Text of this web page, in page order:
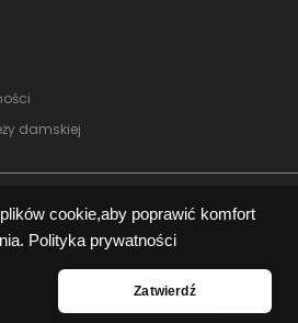
cookie,aby poprawić komfort
Polityka prywatności
Zatwierdź
damskiej
• All Rights Reserved • Aleksandre
by aleksandre.pl